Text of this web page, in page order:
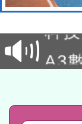
程
A3
t」
有